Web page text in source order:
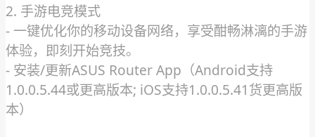
2. 手游电竞模式
- 一键优化你的移动设备网络，享受酣畅淋漓的手游
体验，即刻开始竞技。
- 安装/更新ASUS Router App（Android支持
1.0.0.5.44或更高版本; iOS支持1.0.0.5.41货更高版
本）